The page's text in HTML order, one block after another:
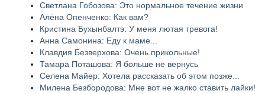
Светлана Гобозова: Это нормальное течение жизни
Алёна Опенченко: Как вам?
Кристина Бухынбалтэ: У меня лютая тревога!
Анна Самонина: Еду к маме...
Клавдия Безверхова: Очень прикольные!
Тамара Поташова: Я больше не вернусь
Селена Майер: Хотела рассказать об этом позже...
Милена Безбородова: Мне вот не жалко ставить лайки!